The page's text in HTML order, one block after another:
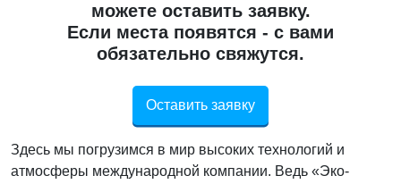
можете оставить заявку.
Если места появятся - с вами
обязательно свяжутся.
Оставить заявку
Здесь мы погрузимся в мир высоких технологий и
атмосферы международной компании. Ведь «Эко-